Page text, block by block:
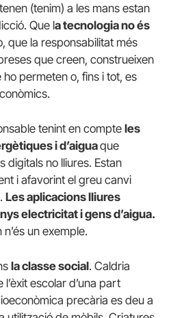
(tenim) a les mans estan
Que la tecnologia no és
que la responsabilitat més
que creen, construeixen
permeten o, fins i tot, es
tenint en compteles
i d’aiguaque
digitals no lliures. Estan
i afavorint el greu canvi
Les aplicacions lliures
electricitat i gens d’aigua.
un exemple.
la classe social. Caldria
escolar d’una part
precària es deu a